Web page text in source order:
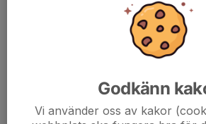
bjorn.eriksson@surtebandy.se
Mobil/telefon visas bara för
Godkänn
Vi använder oss av kakor